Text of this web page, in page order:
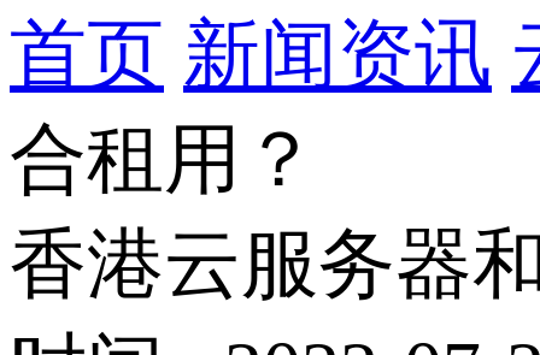
首页 新闻资讯
合租用？
香港云服务器